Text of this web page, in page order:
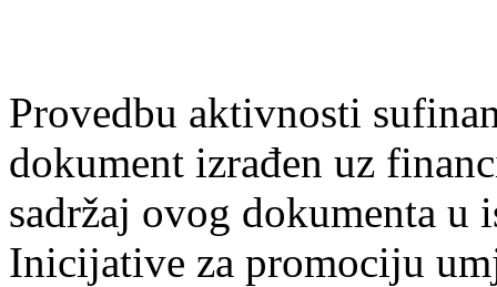
Provedbu aktivnosti
dokument izrađen uz
sadržaj ovog dokumenta
Inicijative za promociju